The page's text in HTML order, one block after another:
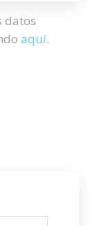
datos
aquí.